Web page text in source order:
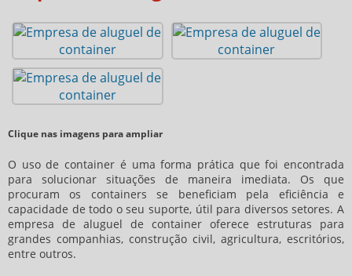
Clique nas imagens para ampliar
O uso de container é uma forma prática que foi encontrada
para solucionar situações de maneira imediata. Os que
procuram os containers se beneficiam pela eficiência e
capacidade de todo o seu suporte, útil para diversos setores. A
empresa de aluguel de container oferece estruturas para
grandes companhias, construção civil, agricultura, escritórios,
entre outros.